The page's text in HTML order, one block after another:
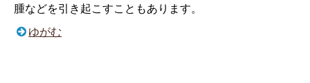
腫などを引き起こすこともあります。
ゆがむ